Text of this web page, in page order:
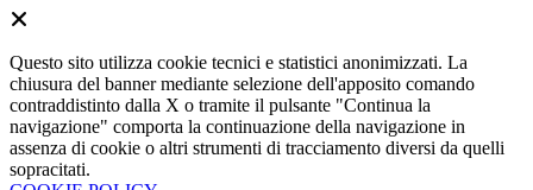
Questo sito utilizza cookie tecnici e statistici anonimizzati. La
chiusura del banner mediante selezione dell'apposito comando
contraddistinto dalla X o tramite il pulsante "Continua la
navigazione" comporta la continuazione della navigazione in
assenza di cookie o altri strumenti di tracciamento diversi da quelli
sopracitati.